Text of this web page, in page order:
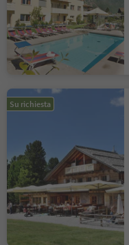
Su richiesta